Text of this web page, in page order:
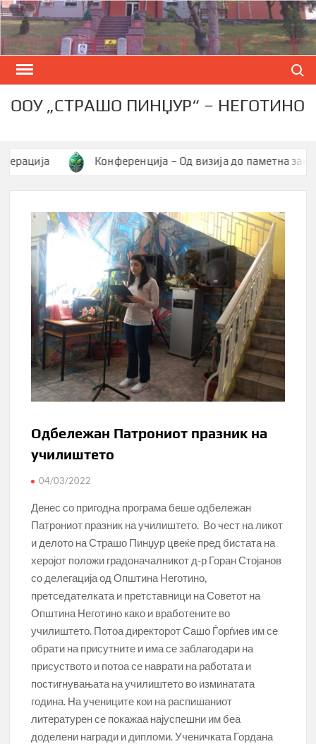
Skip
to
content
ООУ „СТРАШО ПИНЏУР“ – НЕГОТИНО
Конференција – Од визија до паметна заедница
Одбележан Патрониот празник на
училиштето
04/03/2022
Денес со пригодна програма беше одбележан
Патрониот празник на училиштето. Во чест на ликот
и делото на Страшо Пинџур цвеќе пред бистата на
херојот положи градоначалникот д-р Горан Стојанов
со делегација од Општина Неготино,
претседателката и претставници на Советот на
Општина Неготино како и вработените во
училиштето. Потоа директорот Сашо Ѓорѓиев им се
обрати на присутните и има се заблагодари на
присуството и потоа се наврати на работата и
постигнувањата на училиштето во изминатата
година. На учениците кои на распишаниот
литературен се покажаа најуспешни им беа
доделени награди и дипломи. Ученичката Гордана